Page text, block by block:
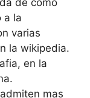
a la
varias
la wikipedia.
en la
mas